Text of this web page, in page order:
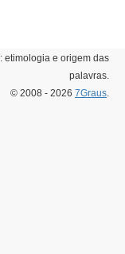
: etimologia e origem das
palavras.
© 2008 - 2026 7Graus.